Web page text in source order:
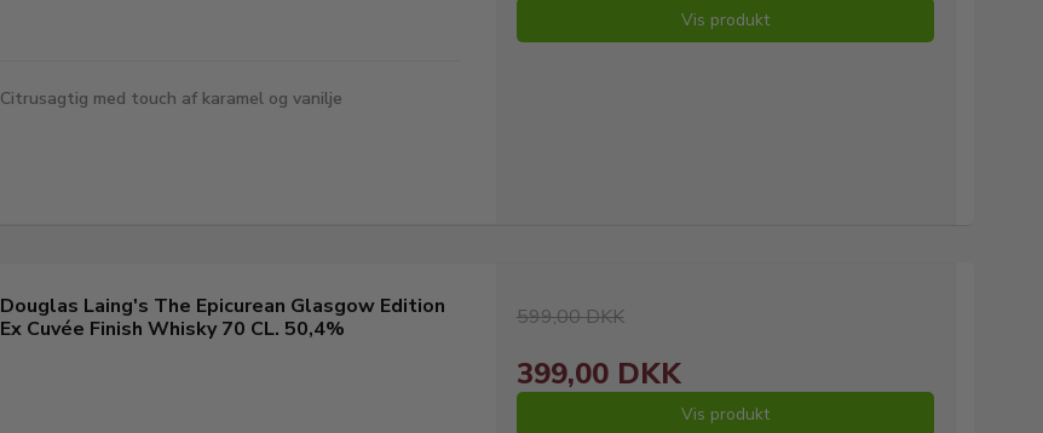
Citrusagtig med touch af karamel og vanilje
Vis produkt
Douglas Laing's The Epicurean Glasgow Edition
Ex Cuvée Finish Whisky 70 CL. 50,4%
599,00 DKK
399,00 DKK
Vis produkt